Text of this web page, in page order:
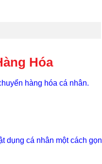
Hóa
hàng hóa cá nhân.
dụng cá nhân một cách gọn